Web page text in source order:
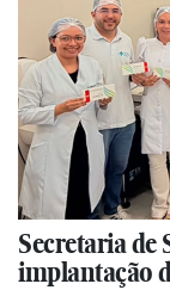
Secretaria de
implantação